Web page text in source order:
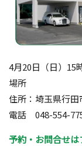
4月20日（日）15
場所
住所：埼玉県行
電話 048-554-
予約・お問合せ